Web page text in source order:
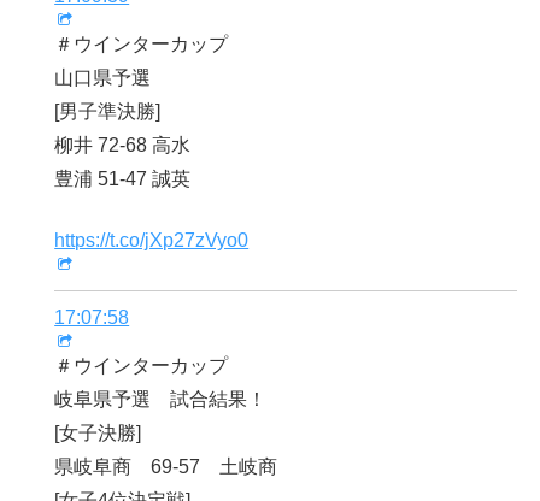
＃ウインターカップ
山口県予選
[男子準決勝]
柳井 72-68 高水
豊浦 51-47 誠英
https://t.co/jXp27zVyo0
17:07:58
＃ウインターカップ
岐阜県予選 試合結果！
[女子決勝]
県岐阜商 69-57 土岐商